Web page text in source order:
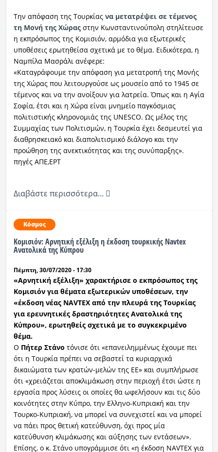
Tην απόφαση της Τουρκίαςνα μετατρέψει σε τέμενος
τη Μονή της Χώραςστην Κωνσταντινούπολη στηλίτευσε
η εκπρόσωπος της Κομισιόν, αρμόδια για εξωτερικές
υποθέσεις ερωτηθείσα σχετικά με το θέμα. Ειδικότερα, η
Ναμπίλα Μασράλι ανέφερε:
«Καταγράφουμε την απόφαση για μετατροπή της Μονής
της Χώρας που λειτουργούσε ως μουσείο από το 1945 σε
τέμενος και να την ανοίξουν για λατρεία. Όπως και η Αγία
Σοφία, έτσι και η Χώρα είναι μνημείο παγκόσμιας
πολιτιστικής κληρονομιάς της UNESCO. Ως μέλος της
Συμμαχίας των Πολιτισμών, η Τουρκία έχει δεσμευτεί για
διαθρησκειακό και διαπολιτισμικό διάλογο και την
προώθηση της ανεκτικότητας και της συνύπαρξης».
πηγές ΑΠΕ,ΕΡΤ
Διαβάστε περισσότερα...
Κόσμος
Κομισιόν: Αρνητική εξέλιξη η έκδοση τουρκικής Navtex
Ανατολικά της Κύπρου
Πέμπτη, 30/07/2020 - 17:30
«Αρνητική εξέλιξη» χαρακτήρισε ο εκπρόσωπος της
Κομισιόν για θέματα εξωτερικών υποθέσεων, την
«έκδοση νέας NAVTEX από την πλευρά της Τουρκίας
για ερευνητικές δραστηριότητες Ανατολικά της
Κύπρου», ερωτηθείς σχετικά με το συγκεκριμένο
θέμα.
Ο Πήτερ Στάνο τόνισε ότι «επανειλημμένως έχουμε πει
ότι η Τουρκία πρέπει να σεβαστεί τα κυριαρχικά
δικαιώματα των κρατών-μελών της ΕΕ» και συμπλήρωσε
ότι «χρειάζεται αποκλιμάκωση στην περιοχή έτσι ώστε η
εργασία προς λύσεις οι οποίες θα ωφελήσουν και τις δύο
κοινότητες στην Κύπρο, την Ελληνο-Κυπριακή και την
Τουρκο-Κυπριακή, να μπορεί να συνεχιστεί και να μπορεί
να πάει προς θετική κατεύθυνση, όχι προς μία
κατεύθυνση κλιμάκωσης και αύξησης των εντάσεων».
Επίσης, ο κ. Στάνο υπογράμμισε ότι «η έκδοση NAVTEX για